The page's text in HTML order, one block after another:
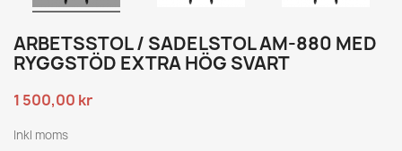
ARBETSSTOL / SADELSTOL AM-880 MED
RYGGSTÖD EXTRA HÖG SVART
1 500,00 kr
Inkl moms